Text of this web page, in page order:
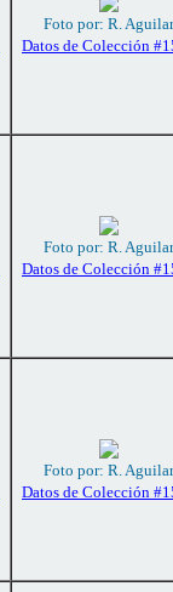
Foto por: R. Aguilar
Datos de Colección
Foto por: R. Aguilar
Datos de Colección
Foto por: R. Aguilar
Datos de Colección